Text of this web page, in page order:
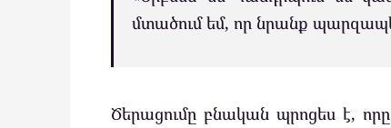
մտածում եմ, որ նրանք
Ծերացումը բնական պրոցես է,